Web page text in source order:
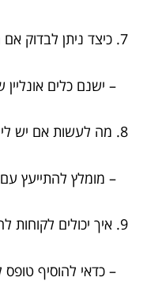
7. כיצד ניתן לבדוק אם האתר נגיש?
– ישנם כלים
8. מה לעשות אם יש לי אתר שאינו נגיש?
– מומלץ להתייעץ
9. איך יכולים לקוחות להודיע לי על בעיות נגישות?
– כדאי להוסיף